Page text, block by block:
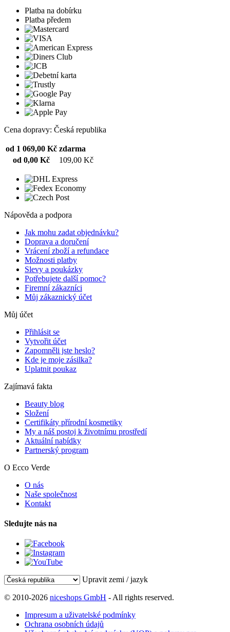
Platba na dobírku
Platba předem
Cena dopravy: Česká republika
od 1 069,00 Kč zdarma
od 0,00 Kč
109,00 Kč
Nápověda a podpora
Jak mohu zadat objednávku?
Doprava a doručení
Vrácení zboží a refundace
Možnosti platby
Slevy a poukázky
Potřebujete další pomoc?
Firemní zákazníci
Můj zákaznický účet
Můj účet
Přihlásit se
Vytvořit účet
Zapomněli jste heslo?
Kde je moje zásilka?
Uplatnit poukaz
Zajímavá fakta
Beauty blog
Složení
Certifikáty přírodní kosmetiky
My a náš postoj k životnímu prostředí
Aktuální nabídky
Partnerský program
O Ecco Verde
O nás
Naše společnost
Kontakt
Sledujte nás na
Upravit zemi / jazyk
© 2010-2026 niceshops GmbH - All rights reserved.
Impresum a uživatelské podmínky
Ochrana osobních údajů